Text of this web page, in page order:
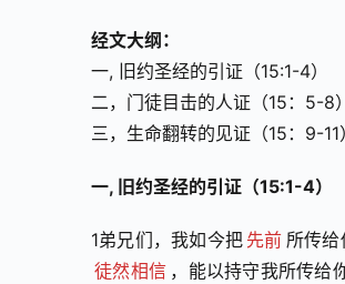
经文大纲：
一, 旧约圣经的引证（15:1-4）
二，门徒目击的人证（15：5-8）
三，生命翻转的见证（15：9-11）
一, 旧约圣经的引证（15:1-4）
1弟兄们，我如今把 先前 所传
徒然相信 ，能以持守我所传给